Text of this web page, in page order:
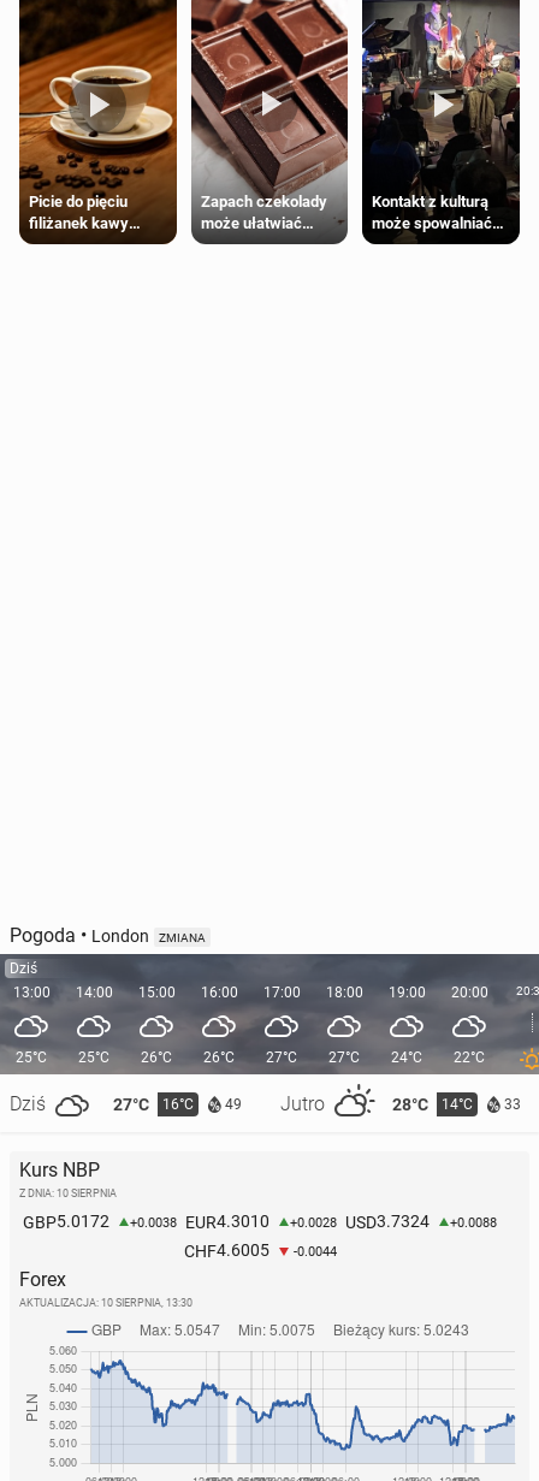
Picie do pięciu
filiżanek kawy
dziennie jest
Zapach czekolady
może ułatwiać
trening siłowy
Kontakt z kulturą
może spowalniać
starzenie
Pogoda • London ZMIANA
Dziś
13:00
25°C
Dziś 27°C 16°C 49 Jutro 28°C 14°C 33
14:00
25°C
15:00
26°C
16:00
26°C
17:00
27°C
18:00
27°C
19:00
24°C
20:00
22°C
Kurs NBP
Z DNIA: 10 SIERPNIA
GBP5.0172 +0.0038 EUR4.3010 +0.0028 USD3.7324 +0.0088
CHF4.6005 -0.0044
Forex
AKTUALIZACJA: 10 SIERPNIA, 13:30